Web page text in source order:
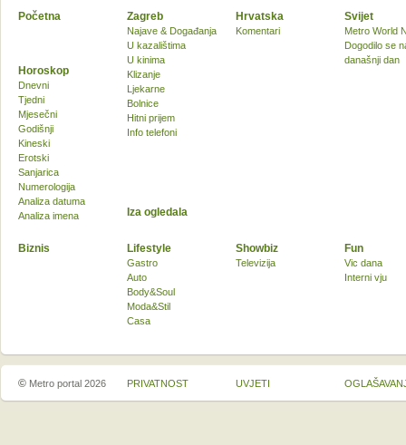
Početna Zagreb
Najave & Događanja
U kazalištima
U kinima
Klizanje
Ljekarne
Bolnice
Hitni prijem
Info telefoni
Hrvatska
Komentari
Svijet
Metro World
Dogodilo se
današnji dan
Biznis Lifestyle
Gastro
Auto
Body&Soul
Moda&Stil
Casa
Showbiz
Televizija
Fun
Vic dana
Interni vju
Horoskop
Dnevni
Tjedni
Mjesečni
Godišnji
Kineski
Erotski
Sanjarica
Numerologija
Analiza datuma
Analiza imena
Iza ogledala
© Metro portal 2026 PRIVATNOST UVJETI